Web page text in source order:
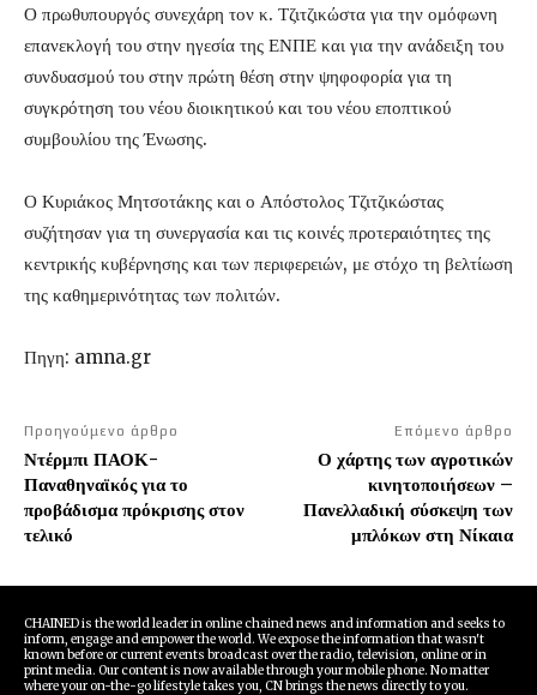
Ο πρωθυπουργός συνεχάρη τον κ. Τζιτζικώστα για την ομόφωνη
επανεκλογή του στην ηγεσία της ΕΝΠΕ και για την ανάδειξη του
συνδυασμού του στην πρώτη θέση στην ψηφοφορία για τη
συγκρότηση του νέου διοικητικού και του νέου εποπτικού
συμβουλίου της Ένωσης.
Ο Κυριάκος Μητσοτάκης και ο Απόστολος Τζιτζικώστας
συζήτησαν για τη συνεργασία και τις κοινές προτεραιότητες της
κεντρικής κυβέρνησης και των περιφερειών, με στόχο τη βελτίωση
της καθημερινότητας των πολιτών.
Πηγη: amna.gr
Προηγούμενο άρθρο
Ντέρμπι ΠΑΟΚ-
Παναθηναϊκός για το
προβάδισμα πρόκρισης στον
τελικό
Επόμενο άρθρο
Ο χάρτης των αγροτικών
κινητοποιήσεων –
Πανελλαδική σύσκεψη των
μπλόκων στη Νίκαια
CHAINED is the world leader in online chained news and information and seeks to
inform, engage and empower the world. We expose the information that wasn't
known before or current events broadcast over the radio, television, online or in
print media. Our content is now available through your mobile phone. No matter
where your on-the-go lifestyle takes you, CN brings the news directly to you.